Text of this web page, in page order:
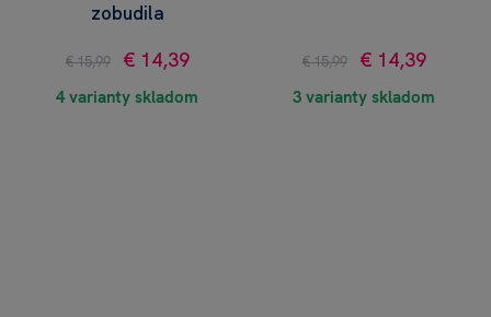
zobudila
€ 15,99 € 14,39
4 varianty skladom
€ 15,99 € 14,39
3 varianty skladom